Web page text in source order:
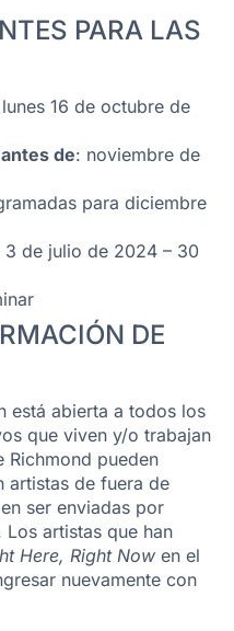
PARA LAS
16 de octubre de
de: noviembre de
para diciembre
3 de julio de 2024 – 30
DE
está abierta a todos los
que viven y/o trabajan
Richmond pueden
artistas de fuera de
ser enviadas por
artistas que han
Here, Right Now en el
nuevamente con